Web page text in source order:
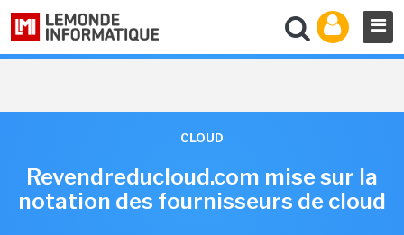
CLOUD
Revendreducloud.com mise sur la
notation des fournisseurs de cloud